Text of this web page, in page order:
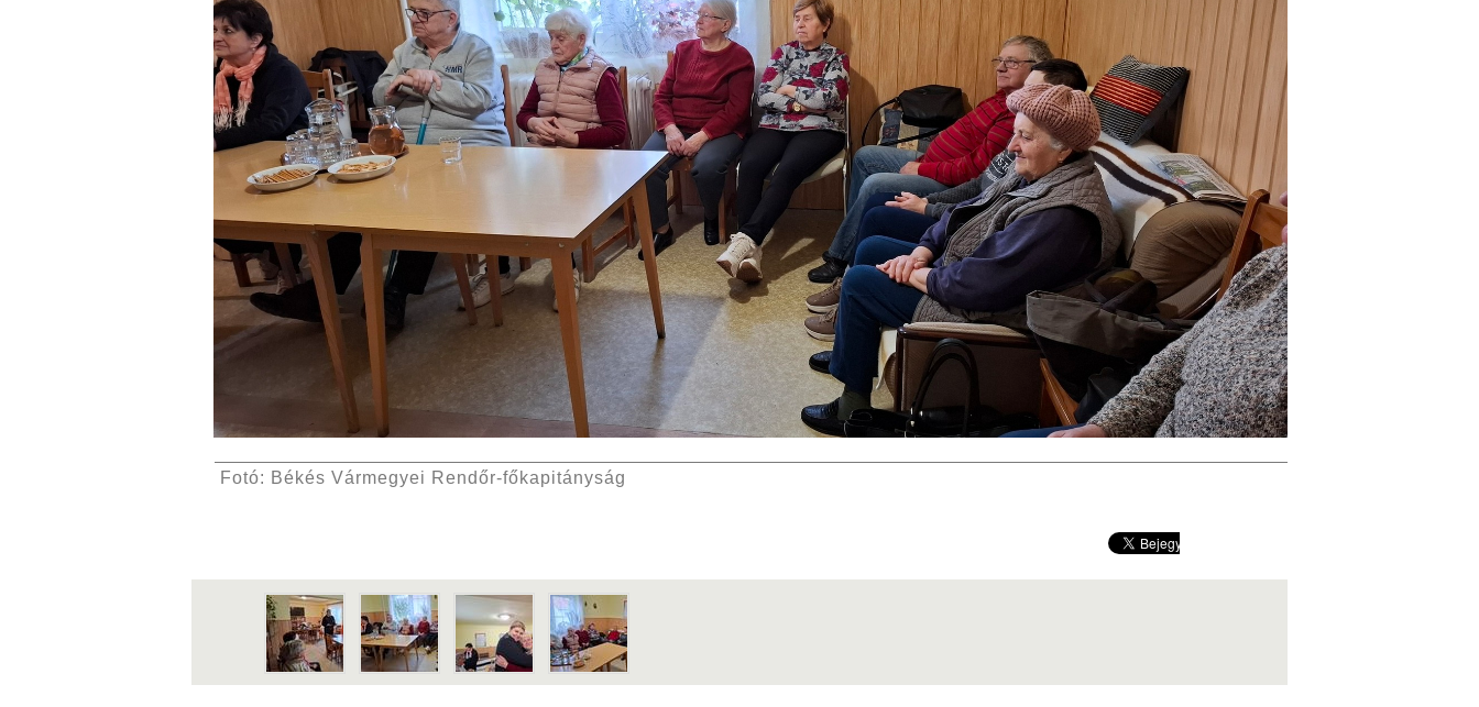
Fotó: Békés Vármegyei Rendőr-főkapitányság